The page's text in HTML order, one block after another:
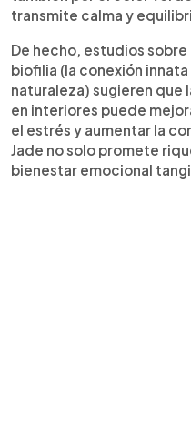
transmite calma y
De hecho, estudios
biofilia (la conexión
naturaleza) sugieren que
en interiores puede
el estrés y aumentar la
Jade no solo promete
bienestar emocional